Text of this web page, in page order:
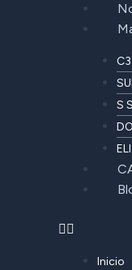
S
Inicio